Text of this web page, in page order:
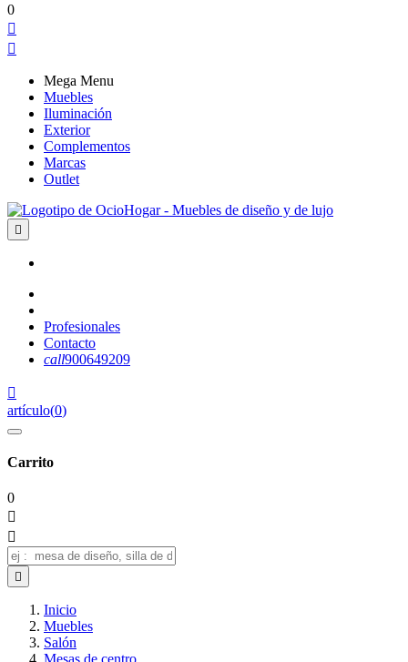
0


Mega Menu
Muebles
Iluminación
Exterior
Complementos
Marcas
Outlet

Profesionales
Contacto
call900649209

artículo(0)
Carrito
0



Inicio
Muebles
Salón
Mesas de centro